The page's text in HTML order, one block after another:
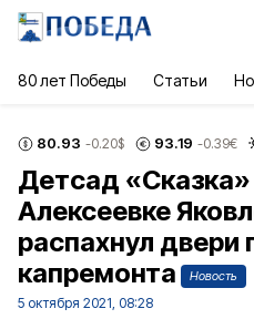
80 лет Победы Статьи
80.93 -0.20$ 93.19 -0.39€
Детсад «Сказка»
Алексеевке
распахнул двери
капремонта
Новость
5 октября 2021, 08:28